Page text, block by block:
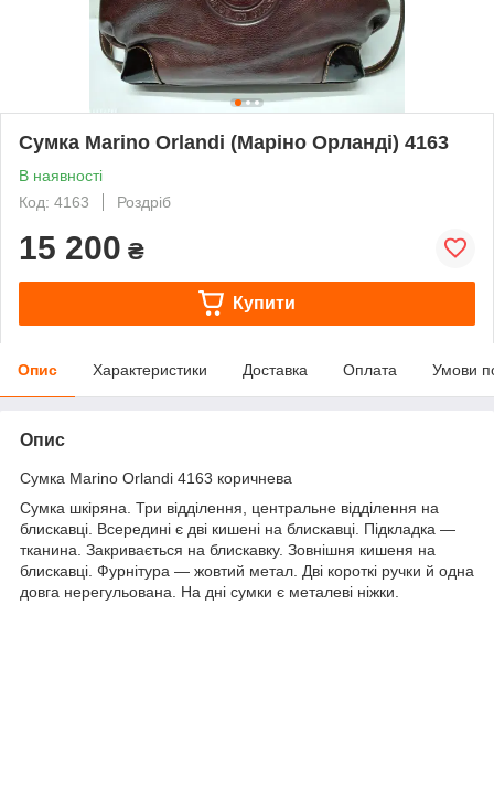
Сумка Marino Orlandi (Маріно Орланді) 4163
В наявності
Код: 4163
Роздріб
15 200 ₴
Купити
Опис Характеристики Доставка Оплата Умови
Опис
Сумка Marino Orlandi 4163 коричнева
Сумка шкіряна. Три відділення, центральне відділення на
блискавці. Всередині є дві кишені на блискавці. Підкладка —
тканина. Закривається на блискавку. Зовнішня кишеня на
блискавці. Фурнітура — жовтий метал. Дві короткі ручки й одна
довга нерегульована. На дні сумки є металеві ніжки.